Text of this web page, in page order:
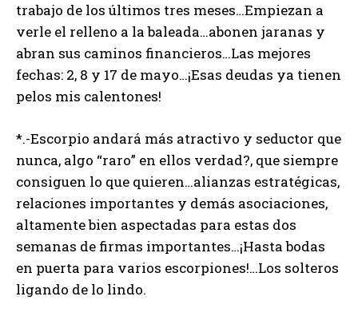
trabajo de los últimos tres meses…Empiezan a
verle el relleno a la baleada…abonen jaranas y
abran sus caminos financieros…Las mejores
fechas: 2, 8 y 17 de mayo…¡Esas deudas ya tienen
pelos mis calentones!
*.-Escorpio andará más atractivo y seductor que
nunca, algo “raro” en ellos verdad?, que siempre
consiguen lo que quieren…alianzas estratégicas,
relaciones importantes y demás asociaciones,
altamente bien aspectadas para estas dos
semanas de firmas importantes…¡Hasta bodas
en puerta para varios escorpiones!…Los solteros
ligando de lo lindo.